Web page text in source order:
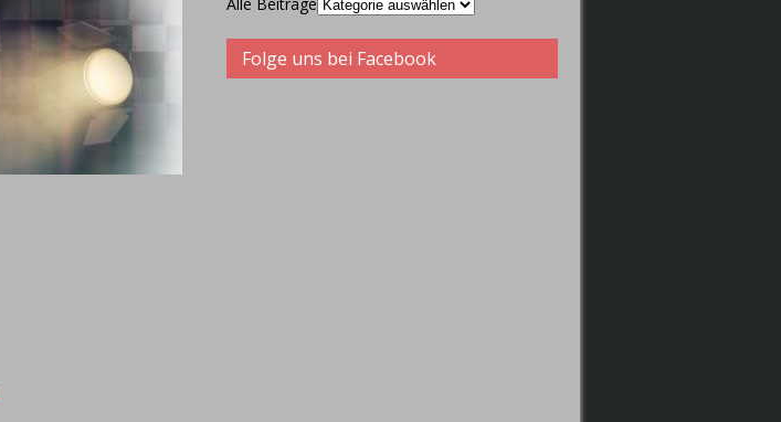
Folge uns bei Facebook